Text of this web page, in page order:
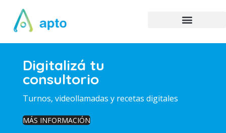
Digitalizá tu
consultorio
Turnos, videollamadas y recetas digitales
MÁS INFORMACIÓN